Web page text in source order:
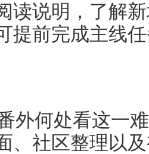
读说明，了解
提前完成主线
外何处看这一
、社区整理以